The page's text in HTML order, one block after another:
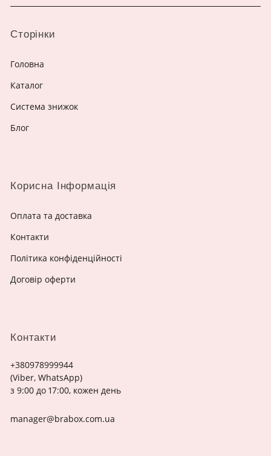
Контакти
+380978999944
(Viber, WhatsApp)
з 9:00 до 17:00, кожен день
manager@brabox.com.ua
Сторінки
Головна
Каталог
Система знижок
Блог
Корисна Інформація
Оплата та доставка
Контакти
Політика конфіденційності
Договір оферти